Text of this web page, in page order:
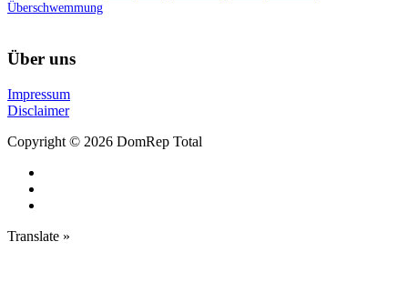
Überschwemmung
Über uns
Impressum
Disclaimer
Copyright © 2026 DomRep Total
Translate »